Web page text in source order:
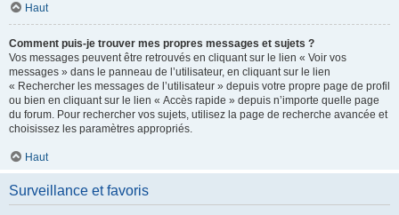
Haut
Comment puis-je trouver mes propres messages et sujets ?
Vos messages peuvent être retrouvés en cliquant sur le lien « Voir vos
messages » dans le panneau de l’utilisateur, en cliquant sur le lien
« Rechercher les messages de l’utilisateur » depuis votre propre page de profil
ou bien en cliquant sur le lien « Accès rapide » depuis n’importe quelle page
du forum. Pour rechercher vos sujets, utilisez la page de recherche avancée et
choisissez les paramètres appropriés.
Haut
Surveillance et favoris